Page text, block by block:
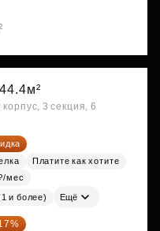
44.4м²
3 секция, 6
Платите как хотите
мес
и более) Ещё